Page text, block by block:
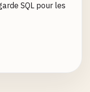
SQL pour les